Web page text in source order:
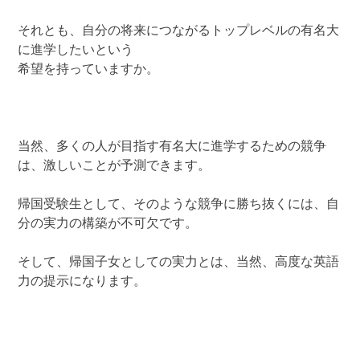
それとも、自分の将来につながるトップレベルの有名大
に進学したいという
希望を持っていますか。
当然、多くの人が目指す有名大に進学するための競争
は、激しいことが予測できます。
帰国受験生として、そのような競争に勝ち抜くには、自
分の実力の構築が不可欠です。
そして、帰国子女としての実力とは、当然、高度な英語
力の提示になります。